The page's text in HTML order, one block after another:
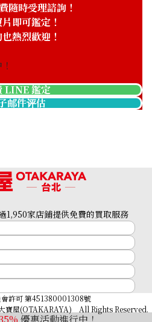
隨時受理諮詢！
即可鑑定！
熱烈歡迎！
LINE 鑑定
邮件评估
1,950家店鋪提供免費的買取服務
許可 第451380001308號
屋(OTAKARAYA) All Rights Reserved.